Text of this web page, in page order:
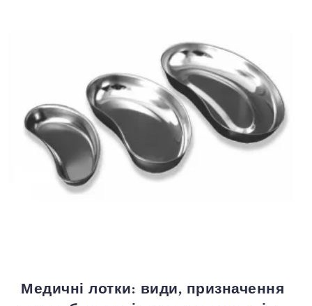
Медичні лотки: види, призначення